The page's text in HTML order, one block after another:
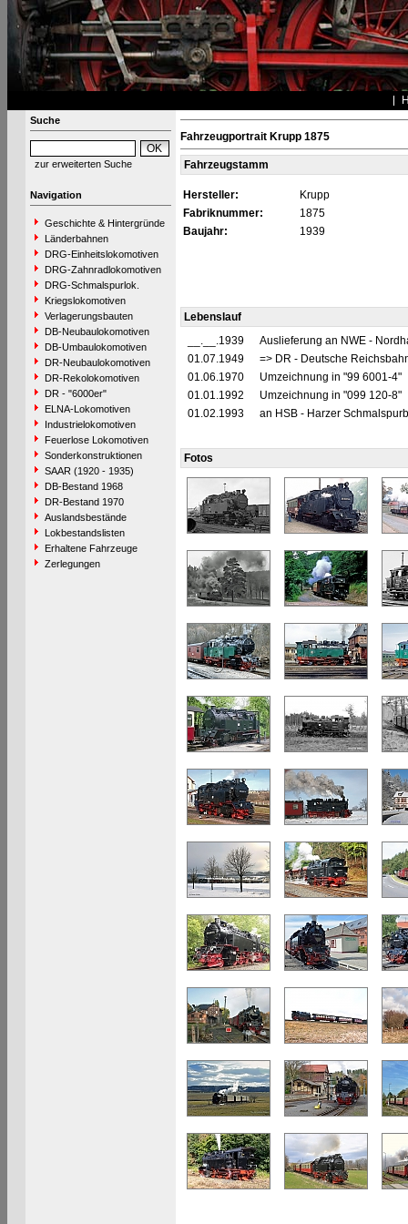
Suche
zur erweiterten Suche
Navigation
Geschichte & Hintergründe
Länderbahnen
DRG-Einheitslokomotiven
DRG-Zahnradlokomotiven
DRG-Schmalspurlok.
Kriegslokomotiven
Verlagerungsbauten
DB-Neubaulokomotiven
DB-Umbaulokomotiven
DR-Neubaulokomotiven
DR-Rekolokomotiven
DR - "6000er"
ELNA-Lokomotiven
Industrielokomotiven
Feuerlose Lokomotiven
Sonderkonstruktionen
SAAR (1920 - 1935)
DB-Bestand 1968
DR-Bestand 1970
Auslandsbestände
Lokbestandslisten
Erhaltene Fahrzeuge
Zerlegungen
Fahrzeugportrait Krupp 1875
Fahrzeugstamm
Hersteller:
Krupp
Fabriknummer:
1875
Baujahr:
1939
Lebenslauf
__.__.1939
Auslieferung an NWE -
01.07.1949
=> DR - Deutsche
01.06.1970
Umzeichnung in "99 6001-4"
01.01.1992
Umzeichnung in "099 120-8"
01.02.1993
an HSB - Harzer
Fotos